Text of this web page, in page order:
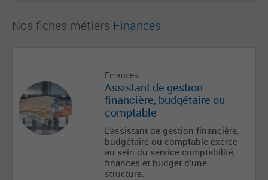
Nos fiches métiers Finances
Finances
Assistant de gestion
financière, budgétaire ou
comptable
L’assistant de gestion financière,
budgétaire ou comptable exerce
au sein du service comptabilité,
finances et budget d’une
structure.